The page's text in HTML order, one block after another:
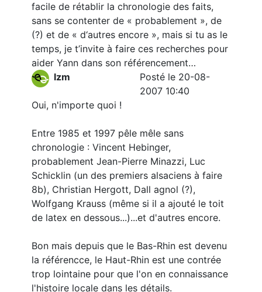
facile de rétablir la chronologie des faits,
sans se contenter de « probablement », de
(?) et de « d‘autres encore », mais si tu as le
temps, je t’invite à faire ces recherches pour
aider Yann dans son référencement…
lzm
Posté le 20-08-
2007 10:40
Oui, n'importe quoi !
Entre 1985 et 1997 pêle mêle sans
chronologie : Vincent Hebinger,
probablement Jean-Pierre Minazzi, Luc
Schicklin (un des premiers alsaciens à faire
8b), Christian Hergott, Dall agnol (?),
Wolfgang Krauss (même si il a ajouté le toit
de latex en dessous...)...et d'autres encore.
Bon mais depuis que le Bas-Rhin est devenu
la référencce, le Haut-Rhin est une contrée
trop lointaine pour que l'on en connaissance
l'histoire locale dans les détails.